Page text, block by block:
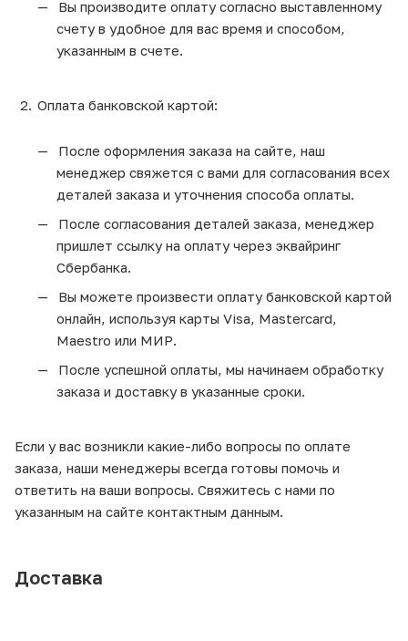
Вы производите оплату согласно выставленному
счету в удобное для вас время и способом,
указанным в счете.
Оплата банковской картой:
После оформления заказа на сайте, наш
менеджер свяжется с вами для согласования всех
деталей заказа и уточнения способа оплаты.
После согласования деталей заказа, менеджер
пришлет ссылку на оплату через эквайринг
Сбербанка.
Вы можете произвести оплату банковской картой
онлайн, используя карты Visa, Mastercard,
Maestro или МИР.
После успешной оплаты, мы начинаем обработку
заказа и доставку в указанные сроки.
Если у вас возникли какие-либо вопросы по оплате
заказа, наши менеджеры всегда готовы помочь и
ответить на ваши вопросы. Свяжитесь с нами по
указанным на сайте контактным данным.
Доставка